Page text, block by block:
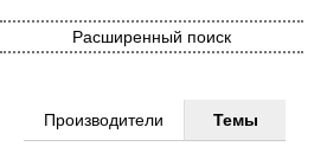
Расширенный поиск
Производители Темы